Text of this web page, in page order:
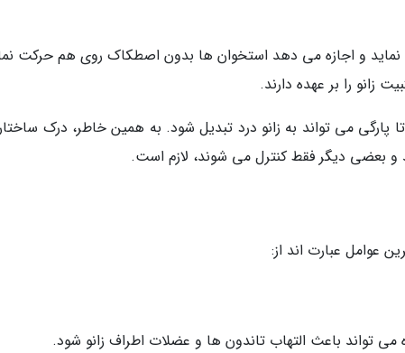
و اجازه می دهد استخوان ها بدون اصطکاک روی هم حرکت
زانو را بر عهده دارند.
پارگی می تواند به زانو درد تبدیل شود. به همین خاطر، درک ساختار
و بعضی دیگر فقط کنترل می شوند، لازم است.
عوامل عبارت اند از:
تواند باعث التهاب تاندون ها و عضلات اطراف زانو شود.